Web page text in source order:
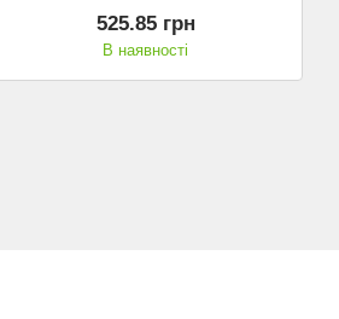
525.85 грн
В наявності